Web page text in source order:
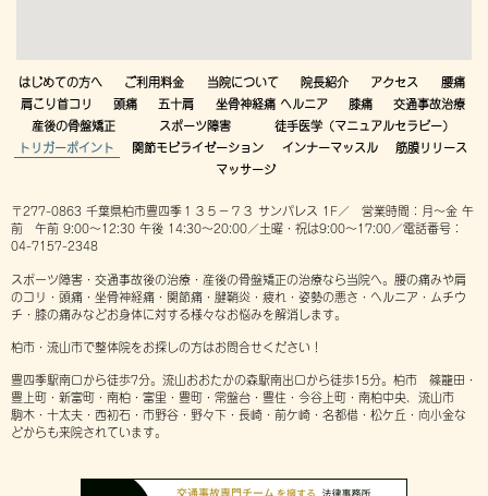
はじめての方へ ご利用料金 当院について 院長紹介 アクセス
腰痛
肩こり首コリ
頭痛 五十肩 坐骨神経痛 ヘルニア 膝痛
交通事故治療
産後の骨盤矯正
スポーツ障害
徒手医学（マニュアルセラピー）
トリガーポイント
関節モビライゼーション インナーマッスル
筋膜リリース
マッサージ
〒277-0863 千葉県柏市豊四季１３５−７３ サンパレス 1F／ 営業時間：月～金 午
前 午前 9:00～12:30 午後 14:30～20:00／土曜・祝は9:00～17:00／電話番号：
04-7157-2348
スポーツ障害・交通事故後の治療・産後の骨盤矯正の治療なら当院へ。腰の痛みや肩
のコリ・頭痛・坐骨神経痛・関節痛・腱鞘炎・疲れ・姿勢の悪さ・ヘルニア・ムチウ
チ・膝の痛みなどお身体に対する様々なお悩みを解消します。
柏市・流山市で整体院をお探しの方はお問合せください！
豊四季駅南口から徒歩7分。流山おおたかの森駅南出口から徒歩15分。柏市 篠籠田・
豊上町・新富町・南柏・富里・豊町・常盤台・豊住・今谷上町・南柏中央、流山市
駒木・十太夫・西初石・市野谷・野々下・長崎・前ケ崎・名都借・松ケ丘・向小金な
どからも来院されています。